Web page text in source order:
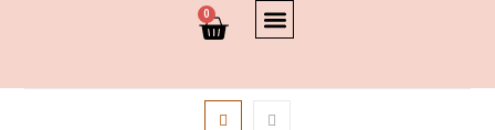
0